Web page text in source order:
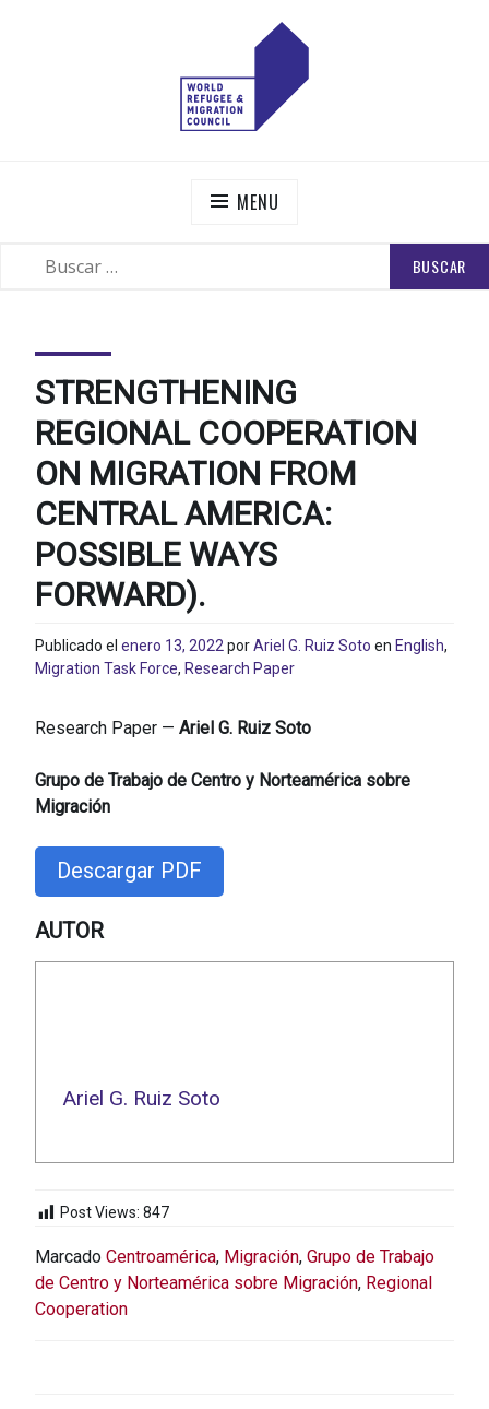
MENU
STRENGTHENING
REGIONAL COOPERATION
ON MIGRATION FROM
CENTRAL AMERICA:
POSSIBLE WAYS
FORWARD).
Publicado el enero 13, 2022 porAriel G. Ruiz Soto en English,
Migration Task Force, Research Paper
Research Paper — Ariel G. Ruiz Soto
Grupo de Trabajo de Centro y Norteamérica sobre
Migración
Descargar PDF
AUTOR
Ariel G. Ruiz Soto
Post Views: 847
Marcado Centroamérica, Migración, Grupo de Trabajo
de Centro y Norteamérica sobre Migración, Regional
Cooperation